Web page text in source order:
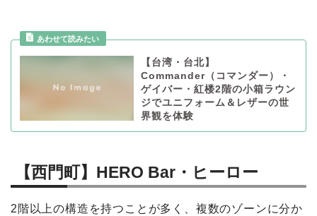
【台湾・台北】
Commander（コマンダー）・
ゲイバー・紅楼2階の小箱ラウン
ジでユニフォーム＆レザーの世
界観を体験
【西門町】HERO Bar・ヒーロー
2階以上の構造を持つことが多く、複数のゾーンに分か